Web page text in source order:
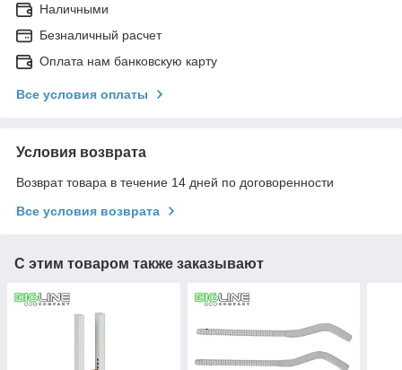
Наличными
Безналичный расчет
Оплата нам банковскую карту
Все условия оплаты
Условия возврата
Возврат товара в течение 14 дней по договоренности
Все условия возврата
С этим товаром также заказывают